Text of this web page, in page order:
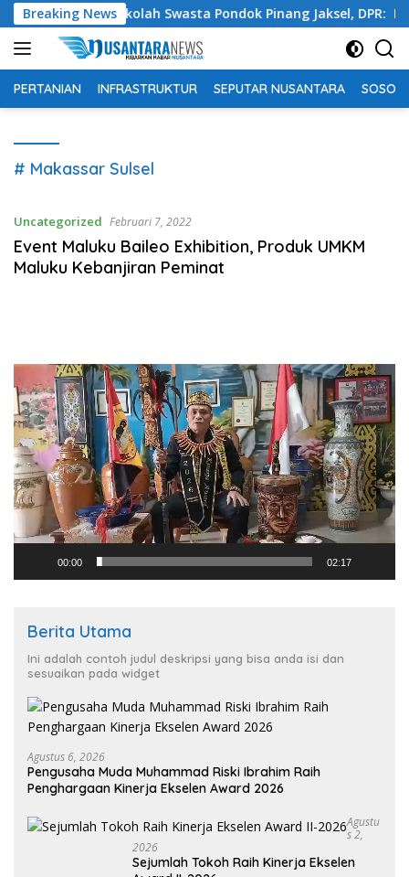
Langsung
ke
konten
Breaking News
di Sekolah Swasta Pondok Pinang Jaksel, DPR:
PERTANIAN INFRASTRUKTUR SEPUTAR NUSANTARA SOSOK
# Makassar Sulsel
Uncategorized Februari 7, 2022
Event Maluku Baileo Exhibition, Produk UMKM
Maluku Kebanjiran Peminat
Pemutar
Video
00:00 02:17
Berita Utama
Ini adalah contoh judul deskripsi yang bisa anda isi dan
sesuaikan pada widget
Agustus 6, 2026
Pengusaha Muda Muhammad Riski Ibrahim Raih
Penghargaan Kinerja Ekselen Award 2026
Agustu
S 2,
2026
Sejumlah Tokoh Raih Kinerja Ekselen